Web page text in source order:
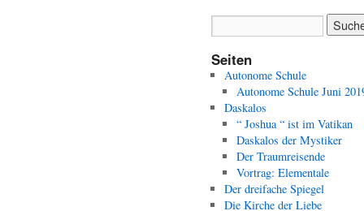
Seiten
Autonome Schule
Autonome Schule Juni
Daskalos
“ Joshua “ ist im Vatikan
Daskalos der Mystiker
Der Traumreisende
Vortrag: Elementale
Der dreifache Spiegel
Die Kirche der Liebe